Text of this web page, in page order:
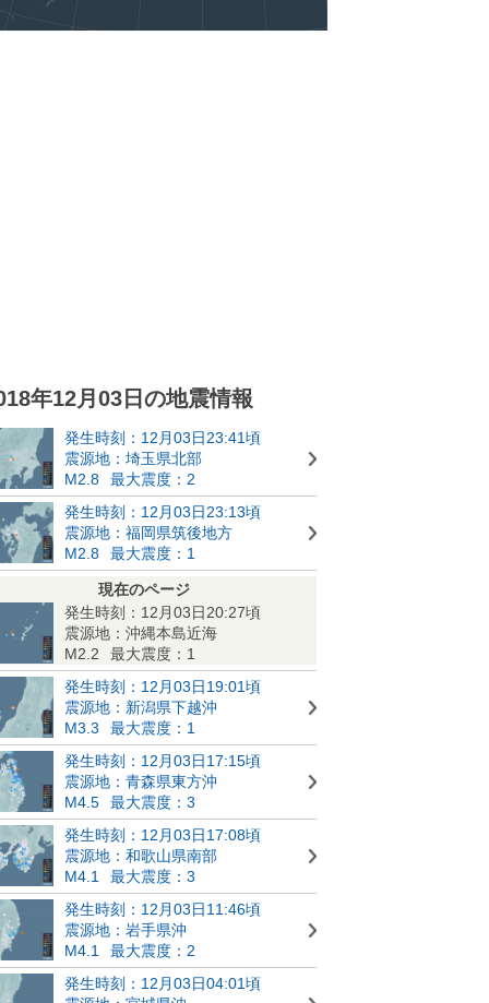
年12月03日の地震情報
発生時刻：12月03日23:41頃
震源地：埼玉県北部
M2.8
最大震度：2
発生時刻：12月03日23:13頃
震源地：福岡県筑後地方
M2.8
最大震度：1
現在のページ
発生時刻：12月03日20:27頃
震源地：沖縄本島近海
M2.2
最大震度：1
発生時刻：12月03日19:01頃
震源地：新潟県下越沖
M3.3
最大震度：1
発生時刻：12月03日17:15頃
震源地：青森県東方沖
M4.5
最大震度：3
発生時刻：12月03日17:08頃
震源地：和歌山県南部
M4.1
最大震度：3
発生時刻：12月03日11:46頃
震源地：岩手県沖
M4.1
最大震度：2
発生時刻：12月03日04:01頃